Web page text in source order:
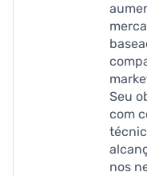
Seu
com
nos